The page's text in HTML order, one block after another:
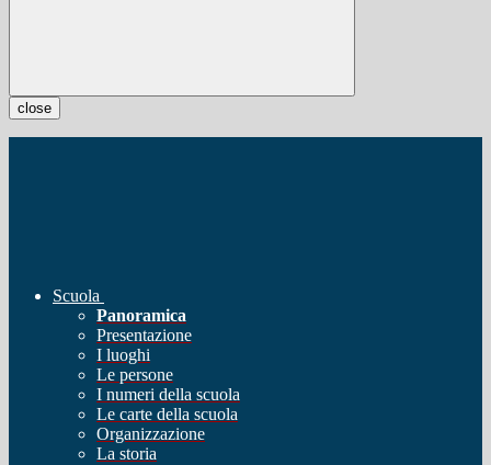
close
Scuola
Panoramica
Presentazione
I luoghi
Le persone
I numeri della scuola
Le carte della scuola
Organizzazione
La storia